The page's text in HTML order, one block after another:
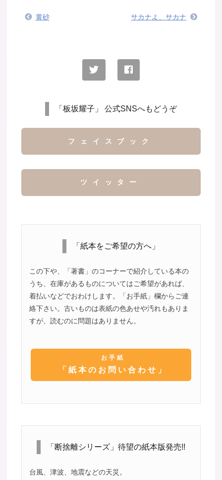
黄砂 サカナよ、サカナ
「板坂耀子」 公式SNSへもどうぞ
フェイスブック
ツイッター
「紙本をご希望の方へ」
この下や、「著書」のコーナーで紹介している本の
うち、在庫があるものについてはご希望があれば、
着払いなどでおわけします。「お手紙」欄からご連
絡下さい。古いものは表紙の色あせや汚れもありま
すが、読むのに問題はありません。
お手紙
「紙本のお問い合わせ」
「断捨離シリーズ」待望の紙本版発売!!
台風、津波、地震などの天災。